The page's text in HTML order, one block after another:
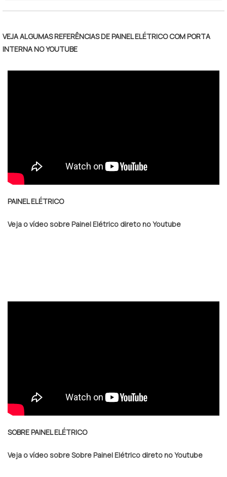
VEJA ALGUMAS REFERÊNCIAS DE PAINEL ELÉTRICO COM PORTA
INTERNA NO YOUTUBE
PAINEL ELÉTRICO
Veja o vídeo sobre Painel Elétrico direto no Youtube
SOBRE PAINEL ELÉTRICO
Veja o vídeo sobre Sobre Painel Elétrico direto no Youtube